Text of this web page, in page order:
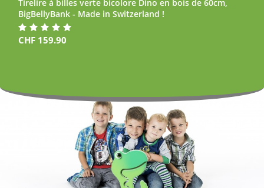
Tirelire à billes verte bicolore Dino en bois de 60cm,
BigBellyBank - Made in Switzerland !
CHF 159.90